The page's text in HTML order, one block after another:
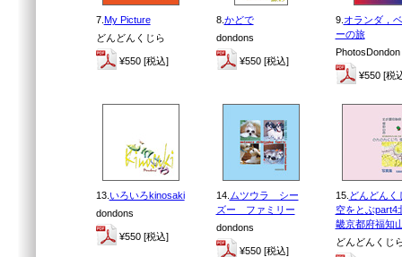
7. My Picture
どんどんくじら
¥550 [税込]
8. かどで
dondons
¥550 [税込]
9. オランダ，
ーの旅
PhotosDondon
¥550 [税
13. いろいろkinosaki
dondons
¥550 [税込]
14. ムツウラ シー
ズー ファミリー
dondons
¥550 [税込]
15. どんどんく
空をとぶpart4
畿京都府福知
どんどんくじ